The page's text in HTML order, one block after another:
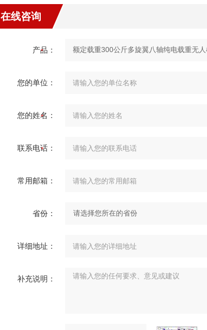
在线咨询
产品：
您的单位：
您的姓名：
联系电话：
常用邮箱：
省份：
详细地址：
补充说明：